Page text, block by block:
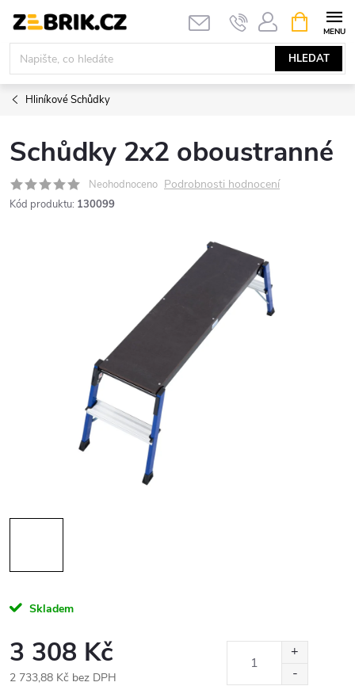
obsah
HLEDAT
NÁKUPNÍ
KOŠÍK
Hliníkové Schůdky
Schůdky 2x2 oboustranné
Neohodnoceno Podrobnosti hodnocení
Kód produktu: 130099
Skladem
3 308 Kč
2 733,88 Kč bez DPH